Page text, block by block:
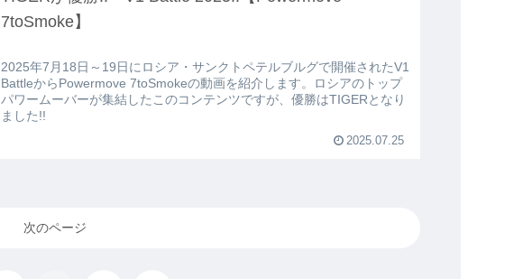
7toSmoke】
2025年7月18日～19日にロシア・サンクトペテルブルグで開催されたV1
BattleからPowermove 7toSmokeの動画を紹介します。ロシアのトップ
パワームーバーが集結したこのコンテンツですが、優勝はTIGERとなり
ました!!
2025.07.25
次のページ